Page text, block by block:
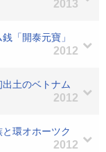
2013
「開泰元寶」
2012
土のベトナム
2012
環オホーツク
2012